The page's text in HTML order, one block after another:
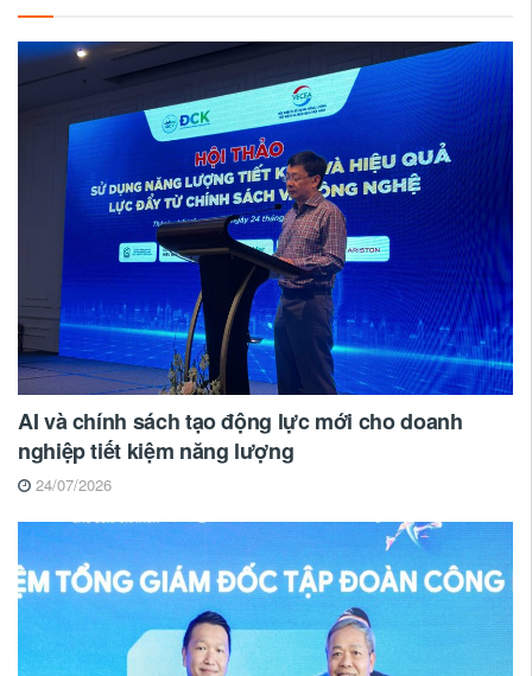
AI và chính sách tạo động lực mới cho doanh
nghiệp tiết kiệm năng lượng
24/07/2026